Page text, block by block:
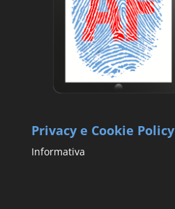
Privacy e Cookie Policy
Informativa